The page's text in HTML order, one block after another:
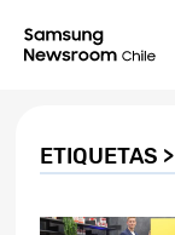
ETIQUETAS >